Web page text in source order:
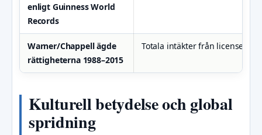
enligt Guinness World
Records
Warner/Chappell ägde
rättigheterna 1988–2015
Totala intäkter från licenser
Kulturell betydelse och global
spridning